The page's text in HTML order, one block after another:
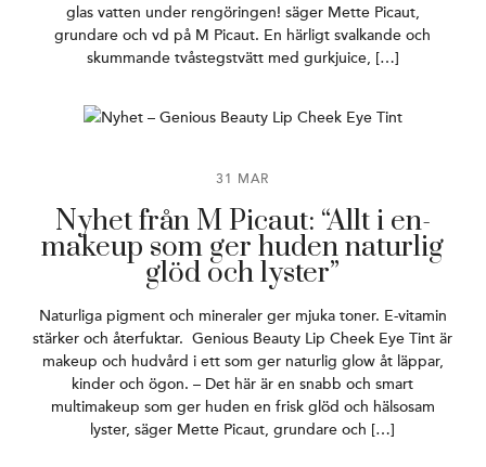
glas vatten under rengöringen! säger Mette Picaut,
grundare och vd på M Picaut. En härligt svalkande och
skummande tvåstegstvätt med gurkjuice, […]
31 MAR
Nyhet från M Picaut: “Allt i en-
makeup som ger huden naturlig
glöd och lyster”
Naturliga pigment och mineraler ger mjuka toner. E-vitamin
stärker och återfuktar. Genious Beauty Lip Cheek Eye Tint är
makeup och hudvård i ett som ger naturlig glow åt läppar,
kinder och ögon. – Det här är en snabb och smart
multimakeup som ger huden en frisk glöd och hälsosam
lyster, säger Mette Picaut, grundare och […]